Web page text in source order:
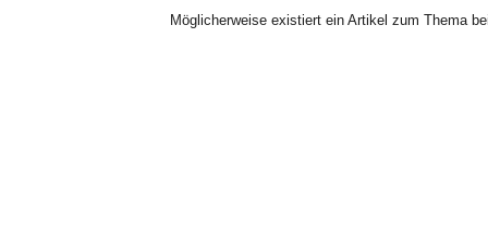
Möglicherweise existiert ein Artikel zum Thema